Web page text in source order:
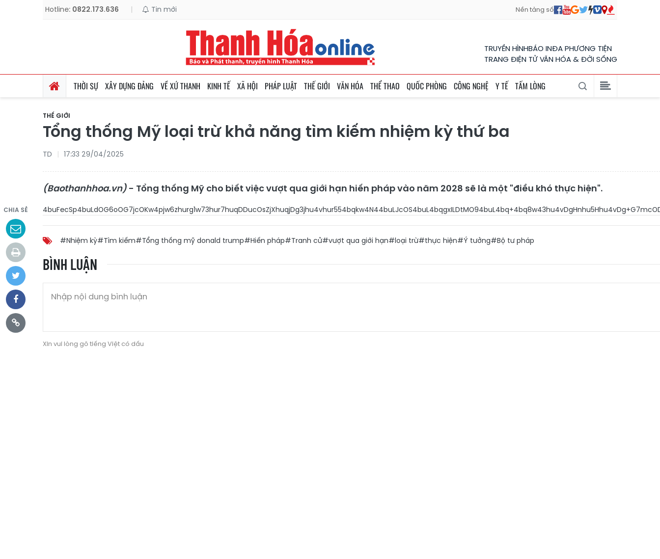
Hotline: 0822.173.636 | Tin mới Nền tảng số
TRUYỀN HÌNHBÁO INĐA PHƯƠNG TIỆN
TRANG ĐIỆN TỬ VĂN HÓA & ĐỜI SỐNG
THỜI SỰ XÂY DỰNG ĐẢNG VỀ XỨ THANH KINH TẾ XÃ HỘI PHÁP LUẬT THẾ GIỚI VĂN HÓA THỂ THAO QUỐC PHÒNG CÔNG NGHỆ Y TẾ TẤM LÒNG
THẾ GIỚI
Tổng thống Mỹ loại trừ khả năng tìm kiếm nhiệm kỳ thứ ba
TD 17:33 29/04/2025
(Baothanhhoa.vn) - Tổng thống Mỹ cho biết việc vượt qua giới hạn hiến pháp vào năm 2028 sẽ là một "điều khó thực hiện".
CHIA SẺ
#Nhiệm kỳ#Tìm kiếm#Tổng thống mỹ donald trump#Hiến pháp#Tranh cử#vượt qua giới hạn#loại trừ#thực hiện#Ý tưởng#Bộ tư pháp
BÌNH LUẬN
Xin vui lòng gõ tiếng Việt có dấu